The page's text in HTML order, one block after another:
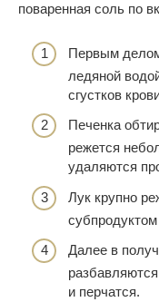
поваренная соль по
Первым
ледяной
сгустков
Печенка
режется
удаляются
Лук крупно
Далее в
и перчатся.